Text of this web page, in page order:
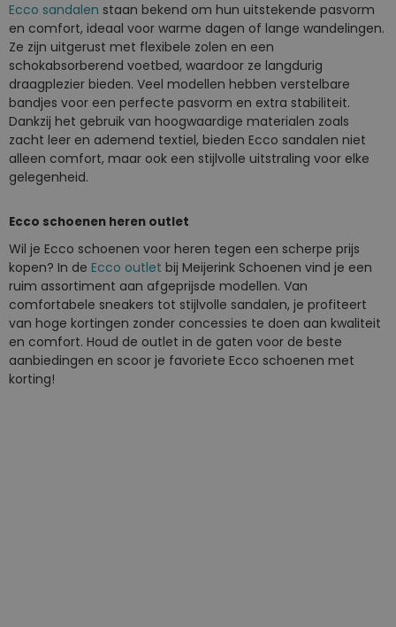
Ecco sandalen staan bekend om hun uitstekende pasvorm
en comfort, ideaal voor warme dagen of lange wandelingen.
Ze zijn uitgerust met flexibele zolen en een
schokabsorberend voetbed, waardoor ze langdurig
draagplezier bieden. Veel modellen hebben verstelbare
bandjes voor een perfecte pasvorm en extra stabiliteit.
Dankzij het gebruik van hoogwaardige materialen zoals
zacht leer en ademend textiel, bieden Ecco sandalen niet
alleen comfort, maar ook een stijlvolle uitstraling voor elke
gelegenheid.
Ecco schoenen heren outlet
Wil je Ecco schoenen voor heren tegen een scherpe prijs
kopen? In de Ecco outlet bij Meijerink Schoenen vind je een
ruim assortiment aan afgeprijsde modellen. Van
comfortabele sneakers tot stijlvolle sandalen, je profiteert
van hoge kortingen zonder concessies te doen aan kwaliteit
en comfort. Houd de outlet in de gaten voor de beste
aanbiedingen en scoor je favoriete Ecco schoenen met
korting!